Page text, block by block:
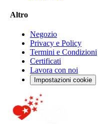
Altro
Negozio
Privacy e Policy
Termini e Condizioni
Certificati
Lavora con noi
Impostazioni cookie